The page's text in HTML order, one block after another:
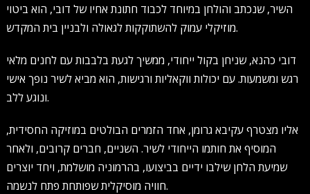
השיר, שנכתב והולחן במיוחד לכבוד חתונת אחיו של דובי, הוא ביטוי
מוזיקלי עמוק להשתוקקות לגאולה ולבניין בית המקדש.
דובי כהנא, שניחן בקול ייחודי, ממשיך לגעת בלבבות עם לחנים מלאי
רגש ומשמעות. עם יכולות ווקאליות ורגישות, הוא מביא לשיר נופך אישי
ונוגע ללב.
אליו מצטרף עקיבא גרומן, אחד הזמרים הבולטים במוזיקה החסידית,
המוסיף את חותמו הייחודי לשיר. השניים, חברים קרובים, ולאחר
שמיעת הלחן שילבו ידיים בביצועו, בהרמוניה מושלמת, ויחד יוצרים
חוויה מוסיקלית שפותחת פתח לנשמה.